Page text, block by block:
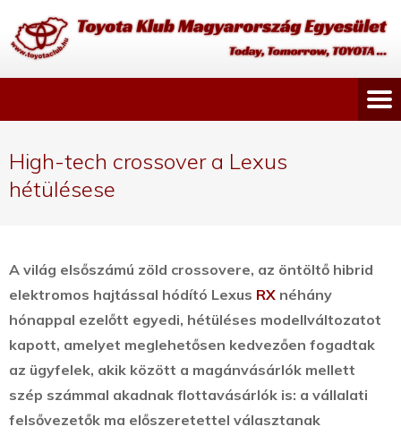
High-tech crossover a Lexus
hétülésese
A világ elsőszámú zöld crossovere, az öntöltő hibrid
elektromos hajtással hódító Lexus RX néhány
hónappal ezelőtt egyedi, hétüléses modellváltozatot
kapott, amelyet meglehetősen kedvezően fogadtak
az ügyfelek, akik között a magánvásárlók mellett
szép számmal akadnak flottavásárlók is: a vállalati
felsővezetők ma előszeretettel választanak